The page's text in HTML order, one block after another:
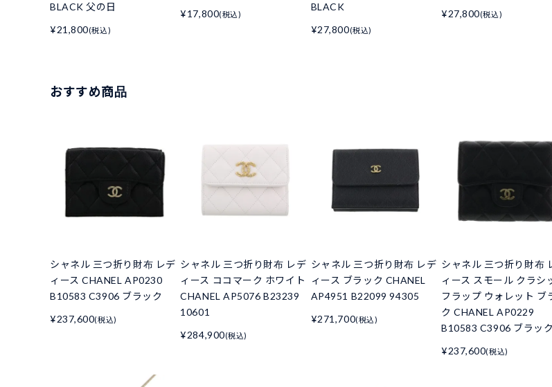
BLACK 父の日
¥21,800(税込)
¥17,800(税込)
BLACK
¥27,800(税込)
¥27,800(税込)
おすすめ商品
シャネル 三つ折り財布 レデ
ィース CHANEL AP0230
B10583 C3906 ブラック
¥237,600(税込)
シャネル 三つ折り財布 レデ
ィース ココマーク ホワイト
CHANEL AP5076 B23239
10601
¥284,900(税込)
シャネル 三つ折り財布 レデ
ィース ブラック CHANEL
AP4951 B22099 94305
¥271,700(税込)
シャネル 三つ折り財布
ィース スモール クラシ
フラップ ウォレット ブ
ク CHANEL AP0229
B10583 C3906 ブラック
¥237,600(税込)